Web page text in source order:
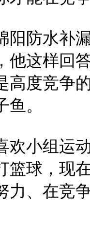
防水补漏
他这样回
高度竞争
。
小组运动
篮球，现
力、在竞